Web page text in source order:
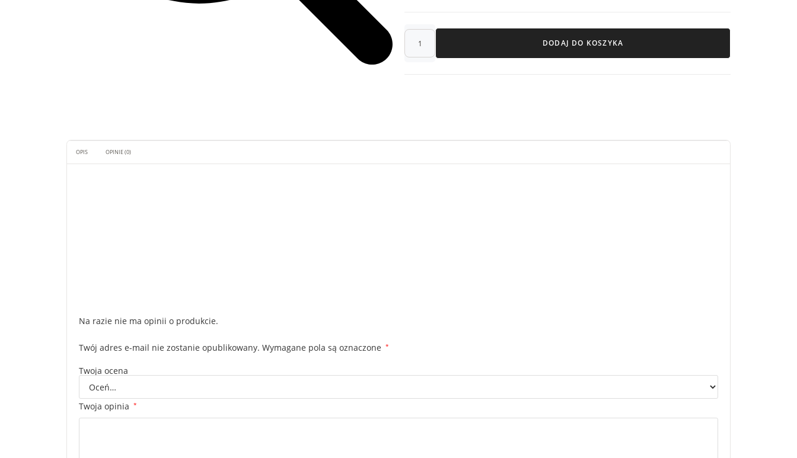
DODAJ DO KOSZYKA
OPIS OPINIE (0)
Na razie nie ma opinii o produkcie.
Twój adres e-mail nie zostanie opublikowany. Wymagane pola są oznaczone *
Twoja ocena
Twoja opinia *